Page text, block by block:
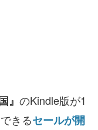
』 のKindle版が1
きるセールが開